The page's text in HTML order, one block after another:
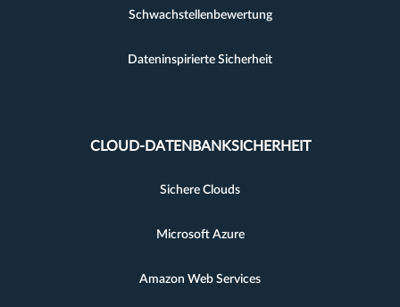
Schwachstellenbewertung
Dateninspirierte Sicherheit
CLOUD-DATENBANKSICHERHEIT
Sichere Clouds
Microsoft Azure
Amazon Web Services